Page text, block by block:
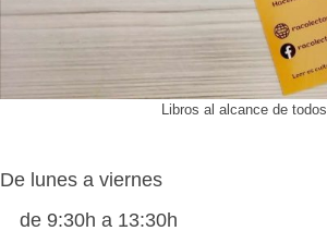
Libros al alcance de todos
De lunes a viernes
de 9:30h a 13:30h